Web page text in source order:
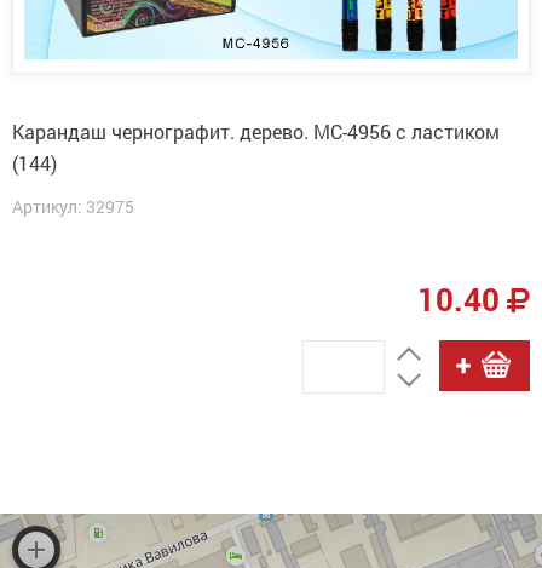
Карандаш чернографит. дерево. МС-4956 с ластиком
(144)
Артикул: 32975
10.40